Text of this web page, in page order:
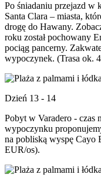
Po śniadaniu przejazd w
Santa Clara – miasta,
drogę do Hawany.
roku został pochowany
pociąg pancerny.
wypoczynek. (Trasa ok.
Dzień 13 - 14
Pobyt w Varadero - czas
wypoczynku
na pobliską wyspę Cayo
EUR/os).